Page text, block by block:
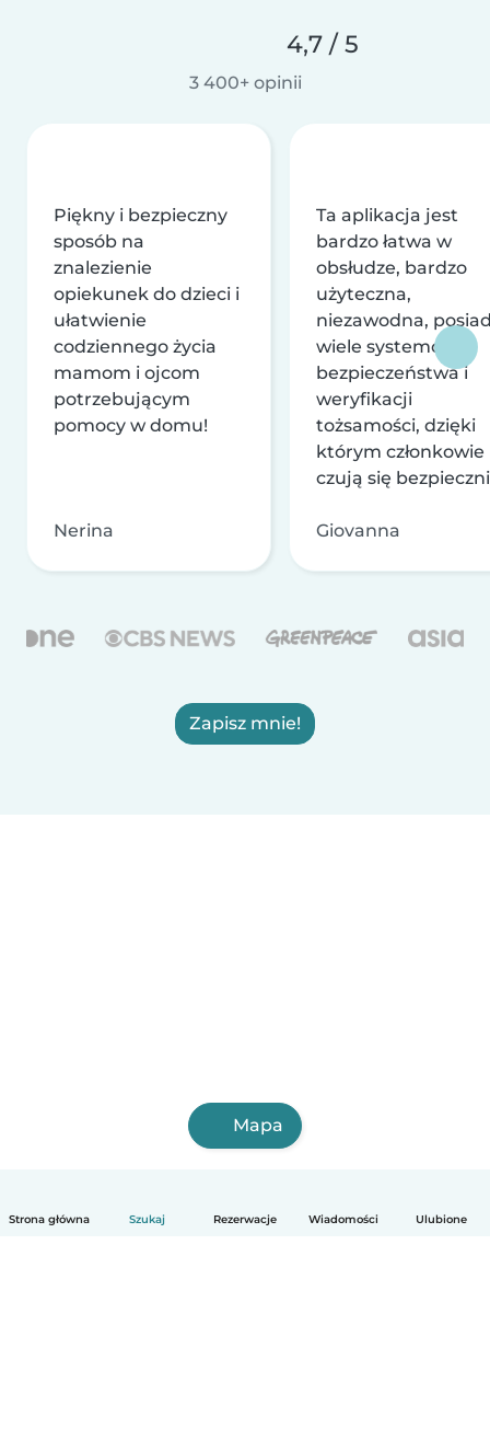
Strona główna Szukaj Rezerwacje Wiadomości Ulubione
4,7 / 5
3 400+ opinii
Piękny i bezpieczny
sposób na
znalezienie
opiekunek do dzieci i
ułatwienie
codziennego życia
mamom i ojcom
potrzebującym
pomocy w domu!
Nerina
Ta aplikacja jest
bardzo łatwa w
obsłudze, bardzo
użyteczna,
niezawodna,
wiele systemów
bezpieczeństwa i
weryfikacji
tożsamości, dzięki
którym członkowie
czują się
Giovanna
Zapisz mnie!
Mapa